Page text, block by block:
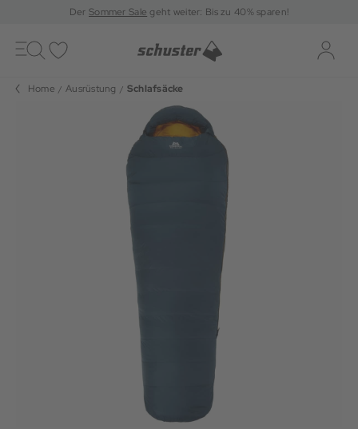
DerSommer Sale geht weiter: Bis zu 40% sparen!
Toggle
navigation
Home Ausrüstung Schlafsäcke